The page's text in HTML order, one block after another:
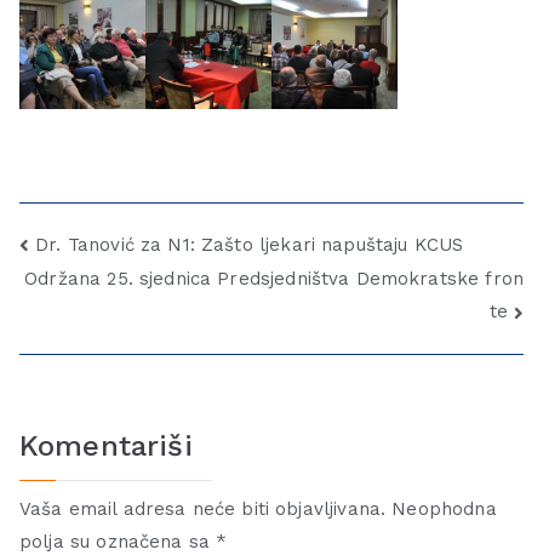
Dr. Tanović za N1: Zašto ljekari napuštaju KCUS
Održana 25. sjednica Predsjedništva Demokratske fron
te
Komentariši
Vaša email adresa neće biti objavljivana. Neophodna
polja su označena sa *